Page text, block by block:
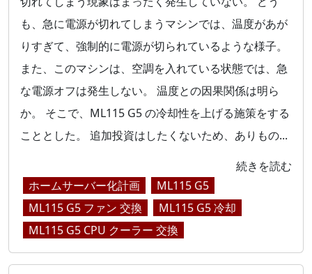
も、急に電源が切れてしまうマシンでは、温度があが
りすぎて、強制的に電源が切られているような様子。
また、このマシンは、空調を入れている状態では、急
な電源オフは発生しない。 温度との因果関係は明ら
か。 そこで、ML115 G5 の冷却性を上げる施策をする
こととした。 追加投資はしたくないため、ありもの...
続きを読む
ホームサーバー化計画
ML115 G5
ML115 G5 ファン 交換
ML115 G5 冷却
ML115 G5 CPU クーラー 交換